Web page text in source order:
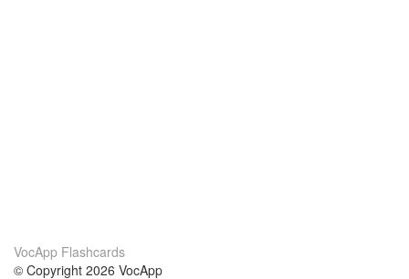
VocApp Flashcards
© Copyright 2026 VocApp